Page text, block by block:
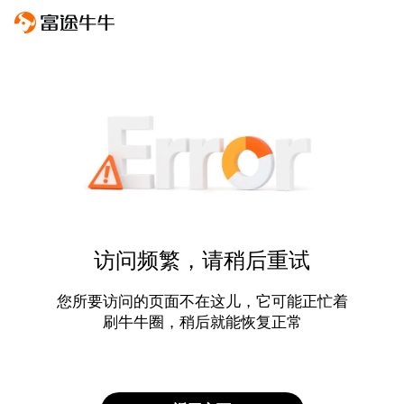
访问频繁，请稍后重试
您所要访问的页面不在这儿，它可能正忙着
刷牛牛圈，稍后就能恢复正常